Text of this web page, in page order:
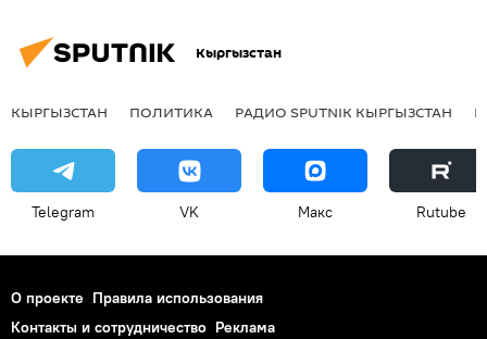
Кыргызстан
КЫРГЫЗСТАН ПОЛИТИКА РАДИО SPUTNIK КЫРГЫЗСТАН
Telegram VK Макс Rutube
О проекте Правила использования
Контакты и сотрудничество Реклама